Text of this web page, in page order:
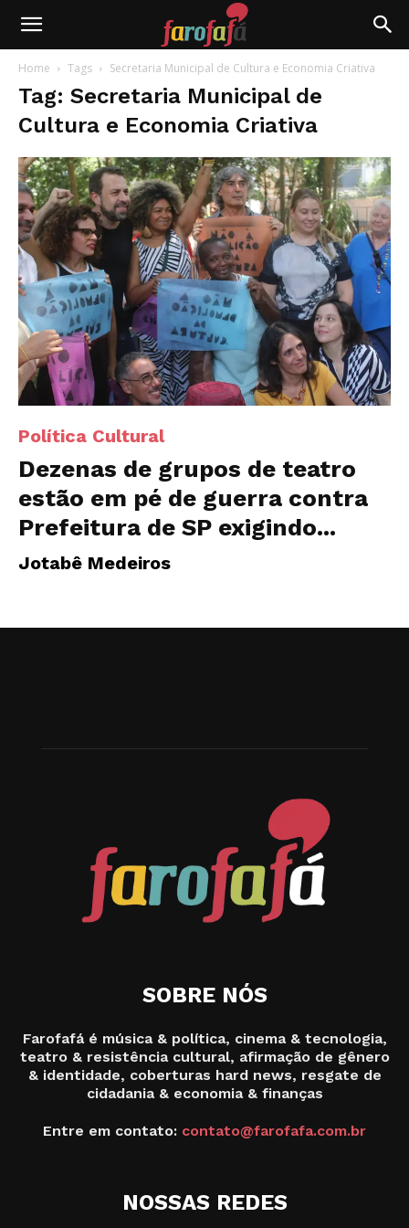
Farofafá
Home Tags Secretaria Municipal de Cultura e Economia Criativa
Tag: Secretaria Municipal de
Cultura e Economia Criativa
Política Cultural
Dezenas de grupos de teatro
estão em pé de guerra contra
Prefeitura de SP exigindo...
Jotabê Medeiros
SOBRE NÓS
Farofafá é música & política, cinema & tecnologia,
teatro & resistência cultural, afirmação de gênero
& identidade, coberturas hard news, resgate de
cidadania & economia & finanças
Entre em contato: contato@farofafa.com.br
NOSSAS REDES